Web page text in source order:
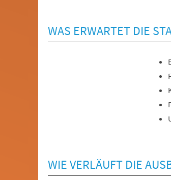
WAS ERWARTET DIE
WIE VERLÄUFT DIE